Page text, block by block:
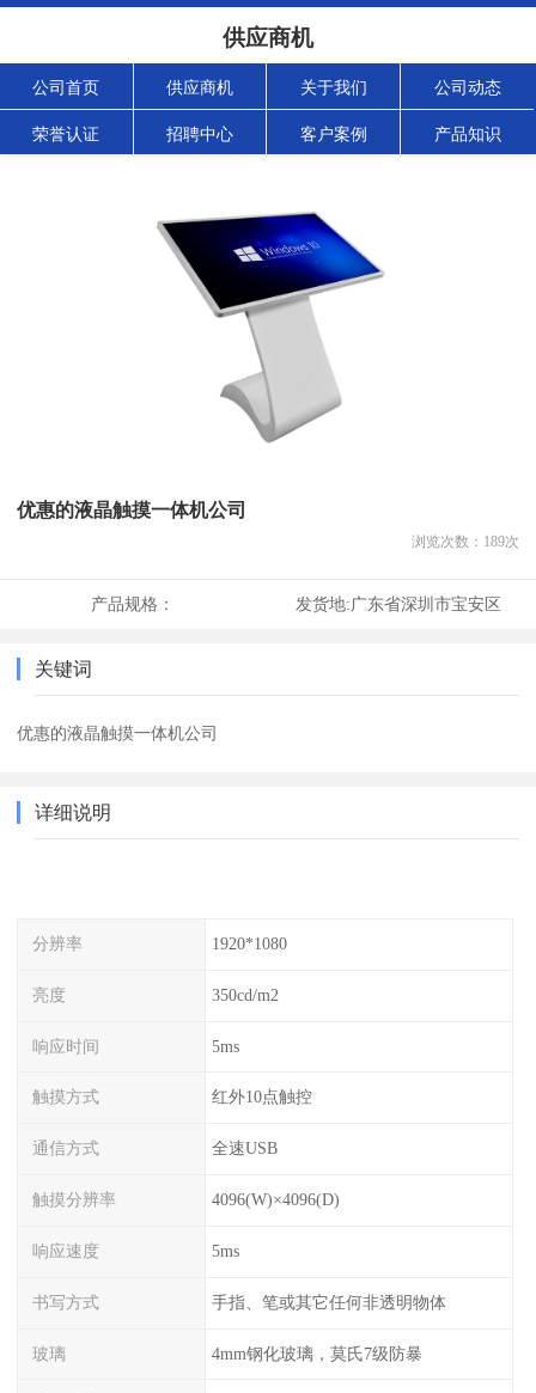
供应商机
公司首页 供应商机 关于我们 公司动态
荣誉认证 招聘中心 客户案例 产品知识
优惠的液晶触摸一体机公司
浏览次数： 189次
产品规格： 发货地:广东省深圳市宝安区
关键词
优惠的液晶触摸一体机公司
详细说明
分辨率 1920*1080
亮度 350cd/m2
响应时间 5ms
触摸方式 红外10点触控
通信方式 全速USB
触摸分辨率 4096(W)×4096(D)
响应速度 5ms
书写方式 手指、笔或其它任何非透明物体
玻璃 4mm钢化玻璃，莫氏7级防暴